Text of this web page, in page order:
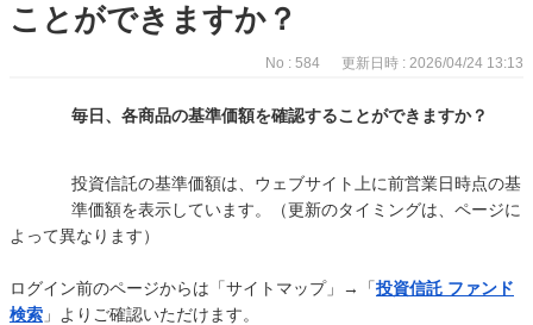
ことができますか？
No : 584 更新日時 : 2026/04/24 13:13
毎日、各商品の基準価額を確認することができますか？
投資信託の基準価額は、ウェブサイト上に前営業日時点の基
準価額を表示しています。（更新のタイミングは、ページに
よって異なります）
ログイン前のページからは「サイトマップ」→「投資信託 ファンド
検索 」よりご確認いただけます。